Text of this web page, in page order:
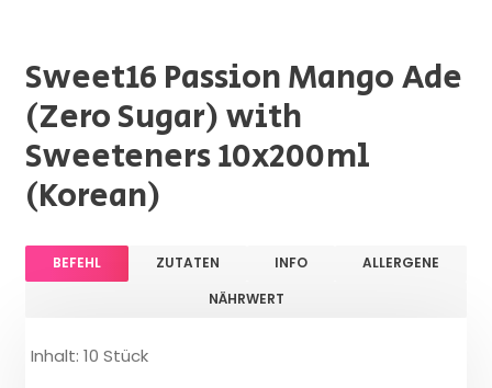
Sweet16 Passion Mango Ade
(Zero Sugar) with
Sweeteners 10x200ml
(Korean)
BEFEHL ZUTATEN INFO
ALLERGENE
NÄHRWERT
Inhalt: 10 Stück